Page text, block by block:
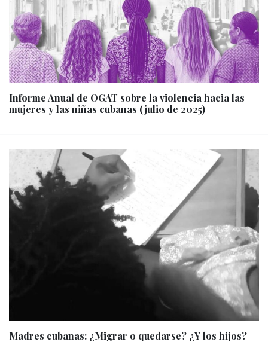
Informe Anual de OGAT sobre la violencia hacia las
mujeres y las niñas cubanas (julio de 2025)
Madres cubanas: ¿Migrar o quedarse? ¿Y los hijos?